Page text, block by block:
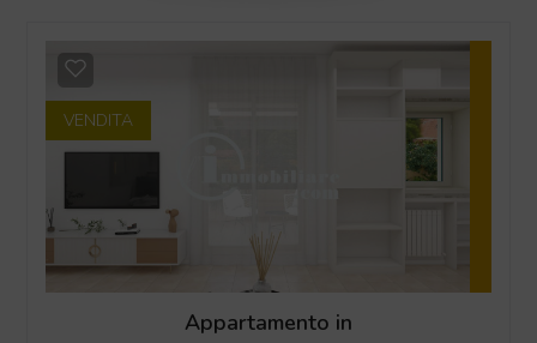
VENDITA
Appartamento in